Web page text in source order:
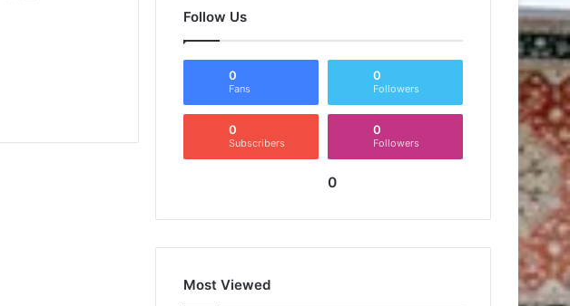
Follow Us
0
Fans
0
Followers
0
Subscribers
0
Followers
0
Most Viewed